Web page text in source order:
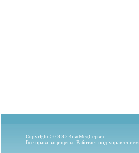
Copyright © ООО ИнжМедСервис
Все права защищены. Работает под управлением